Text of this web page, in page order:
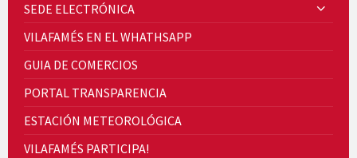
Quintà Culroja
SEDE ELECTRÓNICA
VILAFAMÉS EN EL WHATHSAPP
GUIA DE COMERCIOS
PORTAL TRANSPARENCIA
ESTACIÓN METEOROLÓGICA
VILAFAMÉS PARTICIPA!